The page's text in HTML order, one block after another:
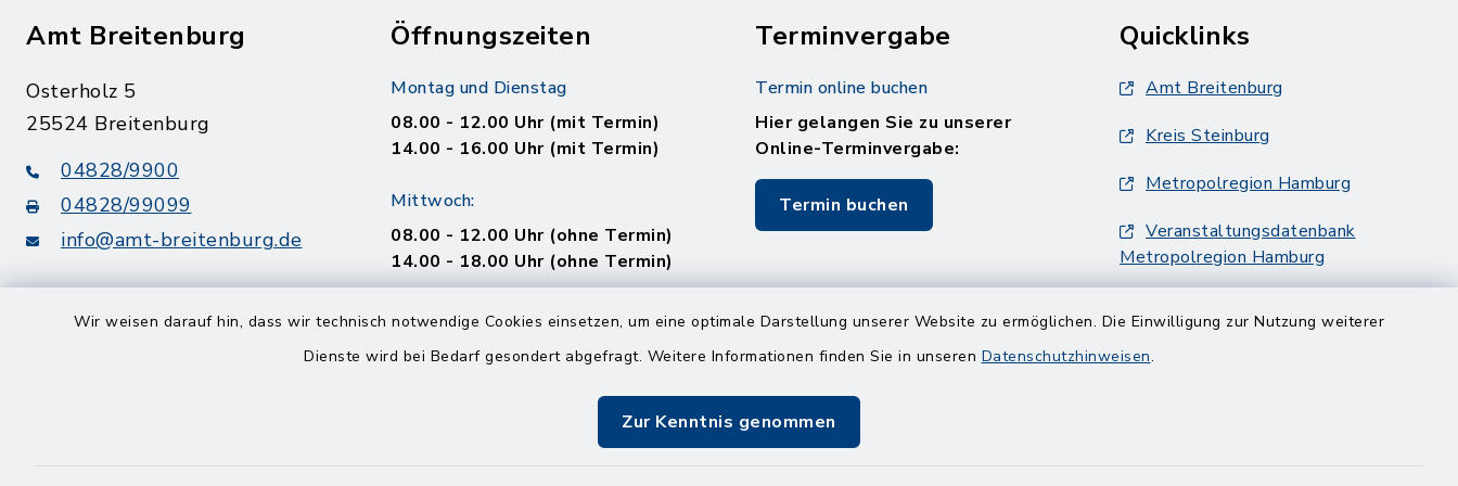
Wir weisen darauf hin, dass wir technisch notwendige Cookies einsetzen, um eine optimale Darstellung unserer Website zu ermöglichen. Die Einwilligung zur Nutzung weiterer
Dienste wird bei Bedarf gesondert abgefragt. Weitere Informationen finden Sie in unseren Datenschutzhinweisen.
Zur Kenntnis genommen
Amt Breitenburg
Osterholz 5
25524 Breitenburg
04828/9900
04828/99099
info@amt-breitenburg.de
Öffnungszeiten
Montag und Dienstag
08.00 - 12.00 Uhr (mit Termin)
14.00 - 16.00 Uhr (mit Termin)
Mittwoch:
08.00 - 12.00 Uhr (ohne Termin)
14.00 - 18.00 Uhr (ohne Termin)
Donnerstag:
geschlossen
08.00 - 12.00 Uhr (mit Termin)
Terminvergabe
Termin online buchen
Hier gelangen Sie zu unserer
Online-Terminvergabe:
Termin buchen
Quicklinks
Amt Breitenburg
Kreis Steinburg
Metropolregion Hamburg
Veranstaltungsdatenbank
Metropolregion Hamburg